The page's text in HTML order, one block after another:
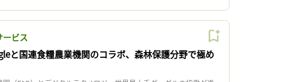
ービス
と国連食糧農業機関のコラボ、森林保護分野で極め